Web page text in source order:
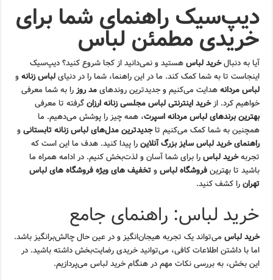
دیپ‌سیک راهنمای شما برای
خریدی مطمئن لباس
آیا به دنبالخرید لباسهستید و نمی‌دانید از کجا شروع کنید؟ دیپ‌سیک
اینجاست تا به شما کمک کند. ما در این راهنما، شما را در دنیایلباس زنانهو
لباس مردانههدایت می‌کنیم و جدیدترین روندهایمد روزرا به شما معرفی
خواهیم کرد. ازخرید اینترنتی لباس مجلسی زنانه ارزانگرفته تا معرفی
بهترین برندهای لباس مردانه اسپرت، همه چیز را پوشش می‌دهیم. ما
همچنین به شما کمک می‌کنیم تاجدیدترین مدل‌های لباس زنانه تابستانیو
راهنمای خرید لباس سایز بزرگ آنلاینرا پیدا کنید. هدف ما این است که
تجربهخرید لباسرا برای شما آسان و لذت‌بخش کنیم. در ادامه همراه ما
باشید تا بهترینفروشگاه لباسوتخفیف های ویژه فروشگاه های لباس
تهرانرا کشف کنید.
خرید لباس: راهنمای جامع
خرید لباس می‌تواند یک تجربه هیجان‌انگیز و در عین حال چالش‌برانگیز باشد.
اما با داشتن اطلاعات کافی، می‌توانید خریدی رضایت‌بخش داشته باشید. در
این بخش، به بررسی نکات مهم در هنگام خرید لباس می‌پردازیم.